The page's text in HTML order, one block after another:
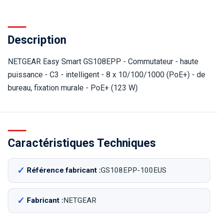
Description
NETGEAR Easy Smart GS108EPP - Commutateur - haute
puissance - C3 - intelligent - 8 x 10/100/1000 (PoE+) - de
bureau, fixation murale - PoE+ (123 W)
Caractéristiques Techniques
Référence fabricant :GS108EPP-100EUS
Fabricant :NETGEAR